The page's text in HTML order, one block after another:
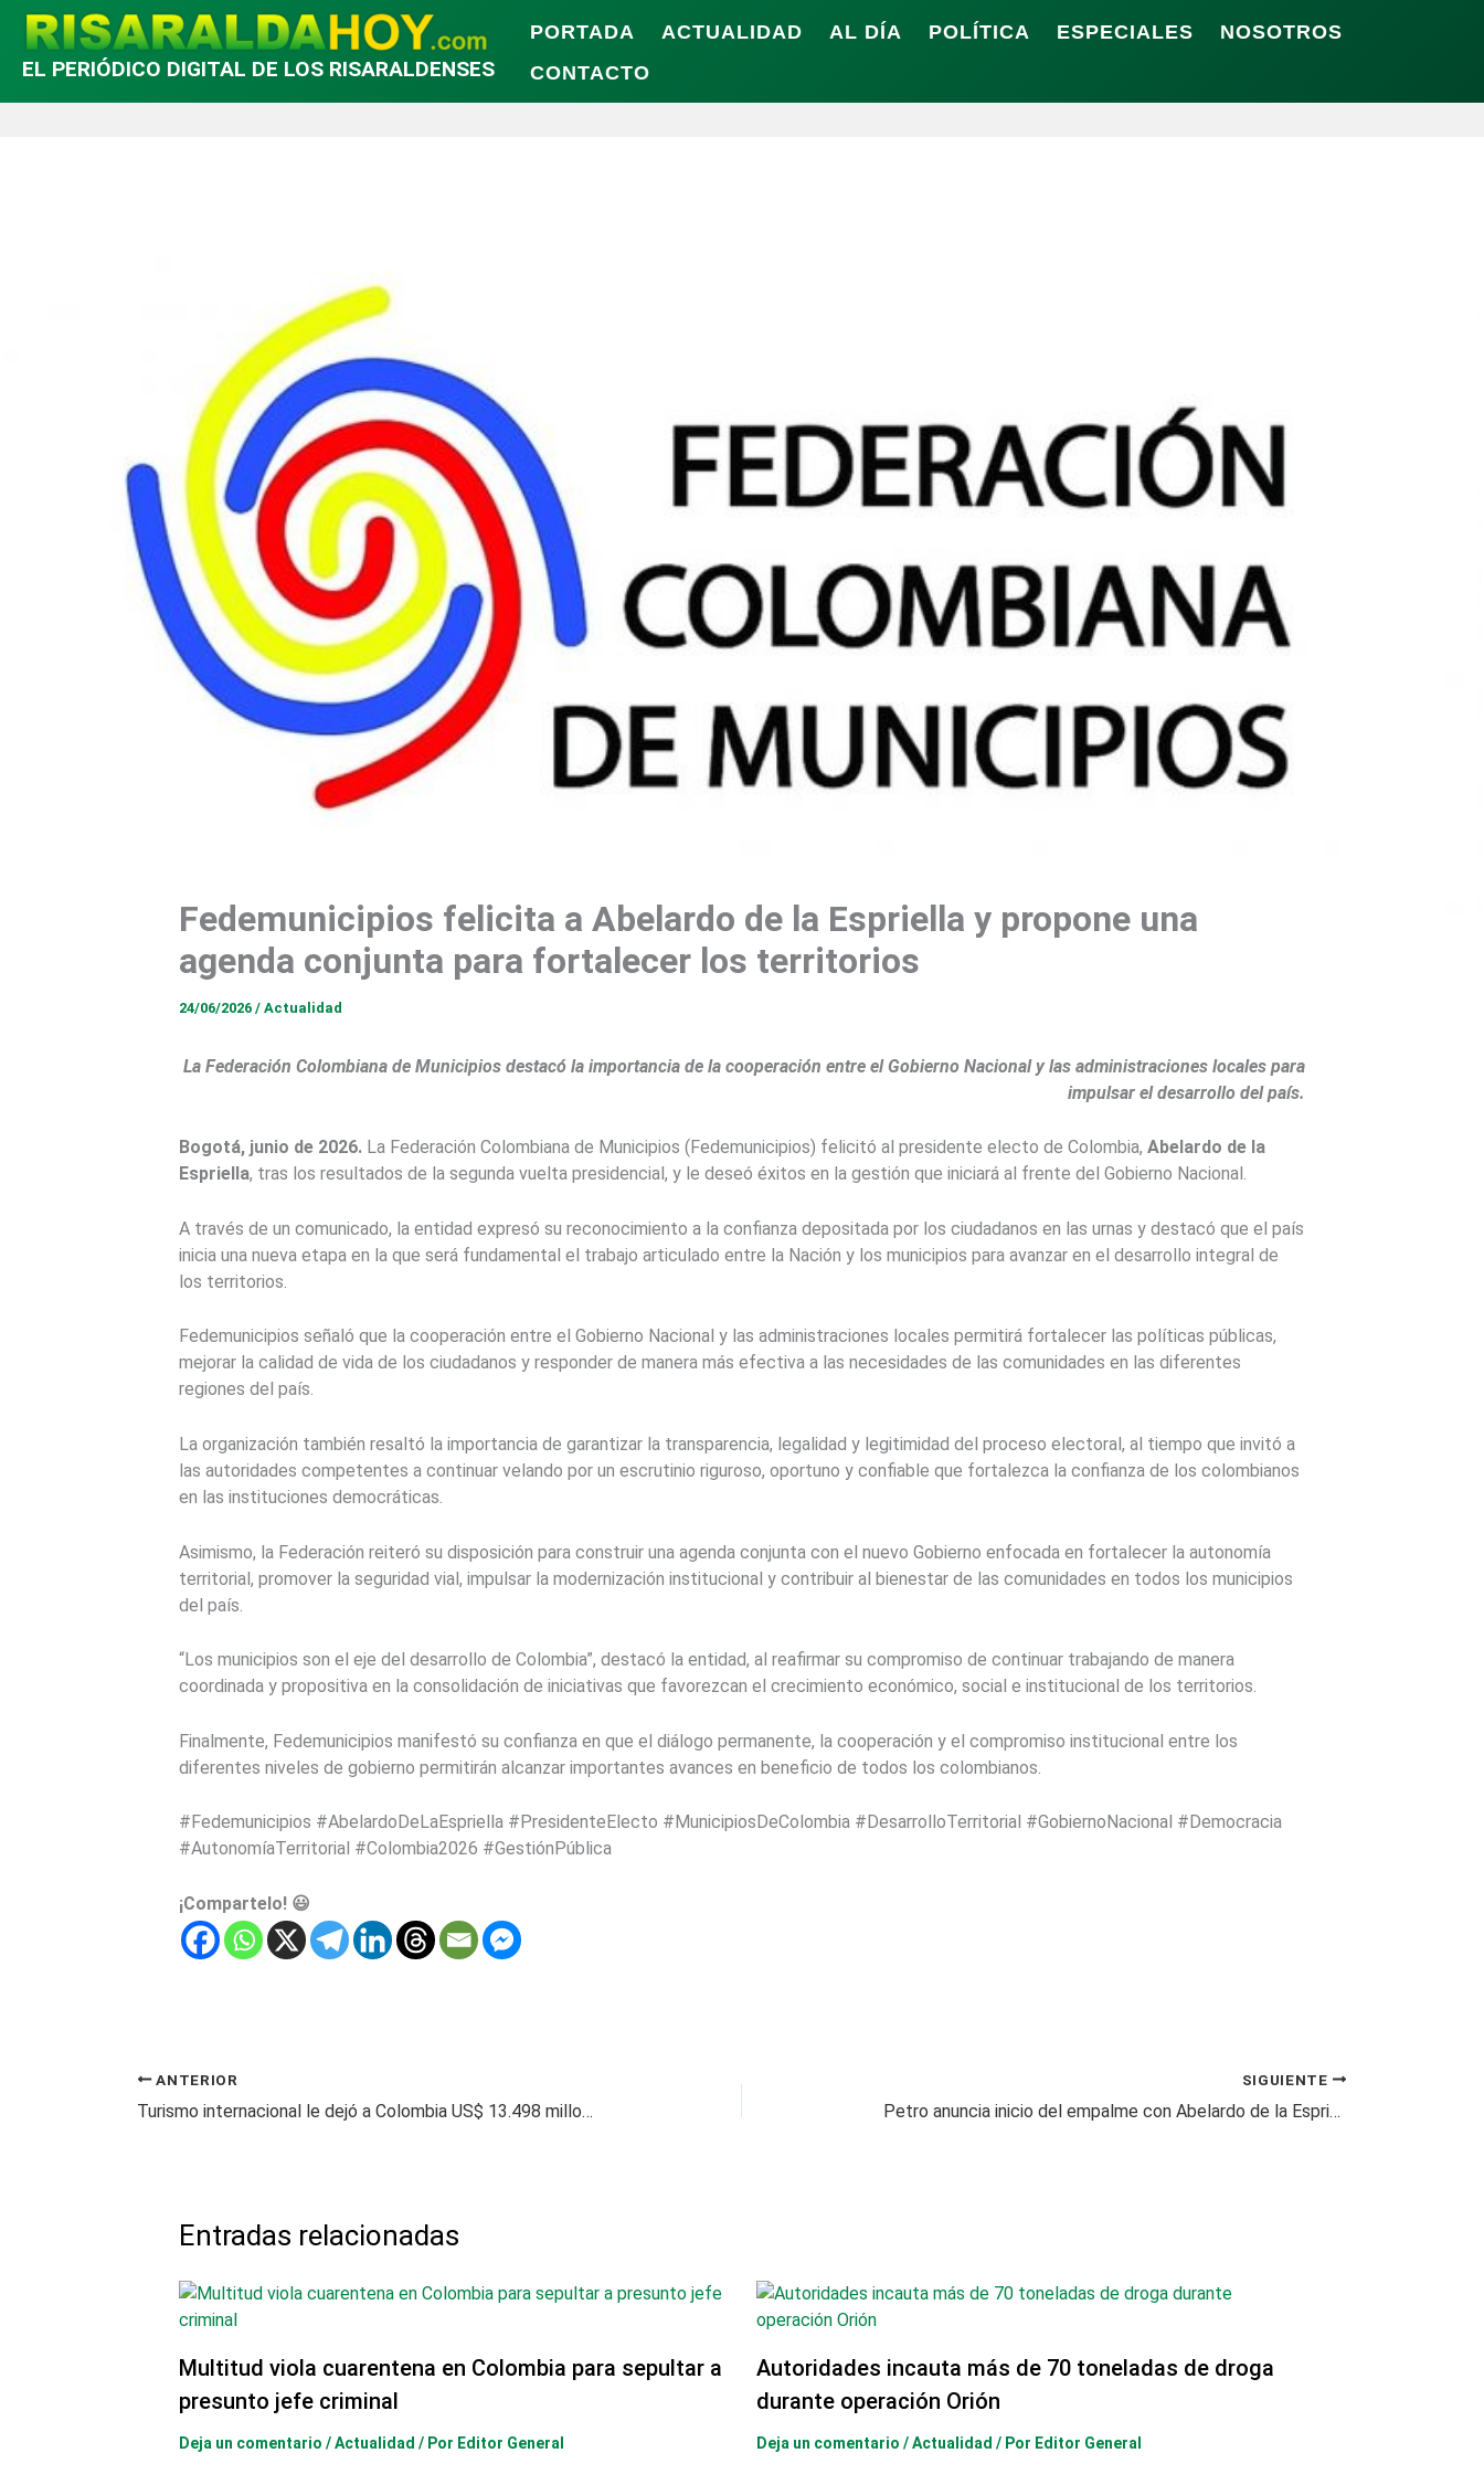
EL PERIÓDICO DIGITAL DE LOS RISARALDENSES
PORTADA ACTUALIDAD AL DÍA POLÍTICA ESPECIALES
NOSOTROS
CONTACTO
Fedemunicipios felicita a Abelardo de la Espriella y propone una
agenda conjunta para fortalecer los territorios
24/06/2026 / Actualidad
La Federación Colombiana de Municipios destacó la importancia de la cooperación entre el Gobierno Nacional y las administraciones locales para
impulsar el desarrollo del país.
Bogotá, junio de 2026. La Federación Colombiana de Municipios (Fedemunicipios) felicitó al presidente electo de Colombia, Abelardo de la
Espriella, tras los resultados de la segunda vuelta presidencial, y le deseó éxitos en la gestión que iniciará al frente del Gobierno Nacional.
A través de un comunicado, la entidad expresó su reconocimiento a la confianza depositada por los ciudadanos en las urnas y destacó que el país
inicia una nueva etapa en la que será fundamental el trabajo articulado entre la Nación y los municipios para avanzar en el desarrollo integral de
los territorios.
Fedemunicipios señaló que la cooperación entre el Gobierno Nacional y las administraciones locales permitirá fortalecer las políticas públicas,
mejorar la calidad de vida de los ciudadanos y responder de manera más efectiva a las necesidades de las comunidades en las diferentes
regiones del país.
La organización también resaltó la importancia de garantizar la transparencia, legalidad y legitimidad del proceso electoral, al tiempo que invitó a
las autoridades competentes a continuar velando por un escrutinio riguroso, oportuno y confiable que fortalezca la confianza de los colombianos
en las instituciones democráticas.
Asimismo, la Federación reiteró su disposición para construir una agenda conjunta con el nuevo Gobierno enfocada en fortalecer la autonomía
territorial, promover la seguridad vial, impulsar la modernización institucional y contribuir al bienestar de las comunidades en todos los municipios
del país.
“Los municipios son el eje del desarrollo de Colombia”, destacó la entidad, al reafirmar su compromiso de continuar trabajando de manera
coordinada y propositiva en la consolidación de iniciativas que favorezcan el crecimiento económico, social e institucional de los territorios.
Finalmente, Fedemunicipios manifestó su confianza en que el diálogo permanente, la cooperación y el compromiso institucional entre los
diferentes niveles de gobierno permitirán alcanzar importantes avances en beneficio de todos los colombianos.
#Fedemunicipios #AbelardoDeLaEspriella #PresidenteElecto #MunicipiosDeColombia #DesarrolloTerritorial #GobiernoNacional #Democracia
#AutonomíaTerritorial #Colombia2026 #GestiónPública
¡Compartelo! 😃
ANTERIOR
Turismo internacional le dejó a Colombia US$ 13.498 millones en 2025 y generó cerca de un millón de empleos
SIGUIENTE
Petro anuncia inicio del empalme con Abelardo de la Espriella y llama a la reconciliación nacional
Entradas relacionadas
Multitud viola cuarentena en Colombia para sepultar a
presunto jefe criminal
Deja un comentario /Actualidad / Por Editor General
Autoridades incauta más de 70 toneladas de droga
durante operación Orión
Deja un comentario /Actualidad / Por Editor General